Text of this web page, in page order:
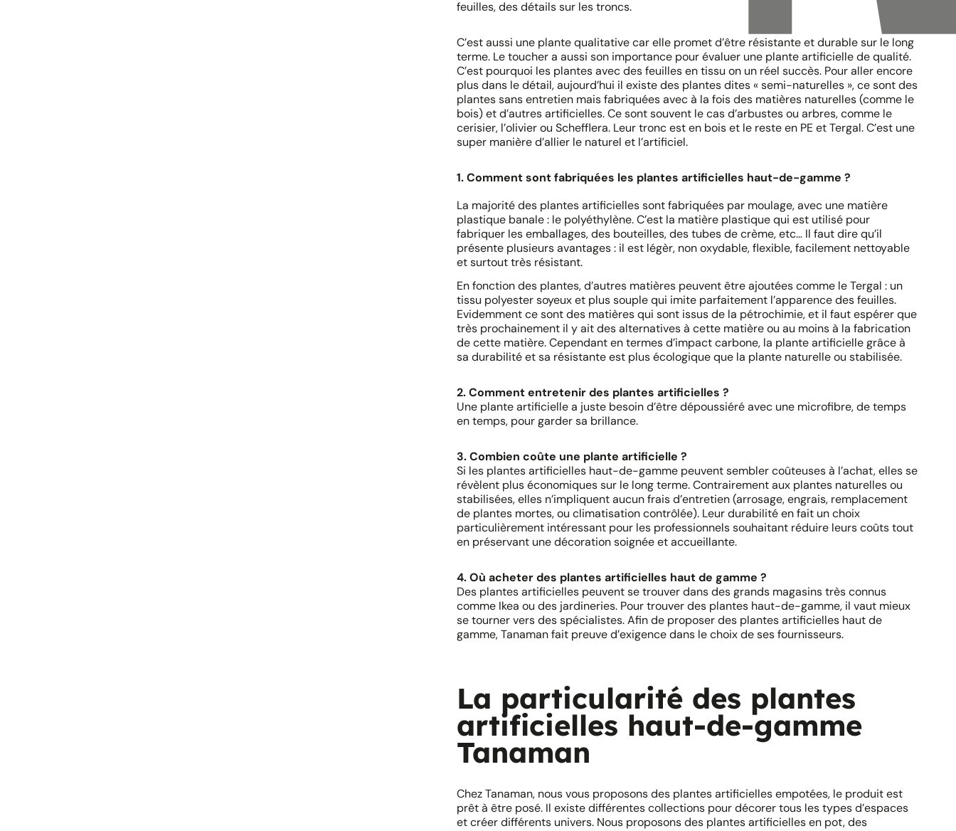
feuilles, des détails sur les troncs.
C’est aussi une plante qualitative car elle promet d’être résistante et durable sur le long
terme. Le toucher a aussi son importance pour évaluer une plante artificielle de qualité.
C’est pourquoi les plantes avec des feuilles en tissu on un réel succès. Pour aller encore
plus dans le détail, aujourd’hui il existe des plantes dites « semi-naturelles », ce sont des
plantes sans entretien mais fabriquées avec à la fois des matières naturelles (comme le
bois) et d’autres artificielles. Ce sont souvent le cas d’arbustes ou arbres, comme le
cerisier, l’olivier ou Schefflera. Leur tronc est en bois et le reste en PE et Tergal. C’est une
super manière d’allier le naturel et l’artificiel.
1. Comment sont fabriquées les plantes artificielles haut-de-gamme ?
La majorité des plantes artificielles sont fabriquées par moulage, avec une matière
plastique banale : le polyéthylène. C’est la matière plastique qui est utilisé pour
fabriquer les emballages, des bouteilles, des tubes de crème, etc… Il faut dire qu’il
présente plusieurs avantages : il est légèr, non oxydable, flexible, facilement nettoyable
et surtout très résistant.
En fonction des plantes, d’autres matières peuvent être ajoutées comme le Tergal : un
tissu polyester soyeux et plus souple qui imite parfaitement l’apparence des feuilles.
Evidemment ce sont des matières qui sont issus de la pétrochimie, et il faut espérer que
très prochainement il y ait des alternatives à cette matière ou au moins à la fabrication
de cette matière. Cependant en termes d’impact carbone, la plante artificielle grâce à
sa durabilité et sa résistante est plus écologique que la plante naturelle ou stabilisée.
2. Comment entretenir des plantes artificielles ?
Une plante artificielle a juste besoin d’être dépoussiéré avec une microfibre, de temps
en temps, pour garder sa brillance.
3. Combien coûte une plante artificielle ?
Si les plantes artificielles haut-de-gamme peuvent sembler coûteuses à l’achat, elles se
révèlent plus économiques sur le long terme. Contrairement aux plantes naturelles ou
stabilisées, elles n’impliquent aucun frais d’entretien (arrosage, engrais, remplacement
de plantes mortes, ou climatisation contrôlée). Leur durabilité en fait un choix
particulièrement intéressant pour les professionnels souhaitant réduire leurs coûts tout
en préservant une décoration soignée et accueillante.
4. Où acheter des plantes artificielles haut de gamme ?
Des plantes artificielles peuvent se trouver dans des grands magasins très connus
comme Ikea ou des jardineries. Pour trouver des plantes haut-de-gamme, il vaut mieux
se tourner vers des spécialistes. Afin de proposer des plantes artificielles haut de
gamme, Tanaman fait preuve d’exigence dans le choix de ses fournisseurs.
La particularité des plantes
artificielles haut-de-gamme
Tanaman
Chez Tanaman, nous vous proposons des plantes artificielles empotées, le produit est
prêt à être posé. Il existe différentes collections pour décorer tous les types d’espaces
et créer différents univers. Nous proposons des plantes artificielles en pot, des